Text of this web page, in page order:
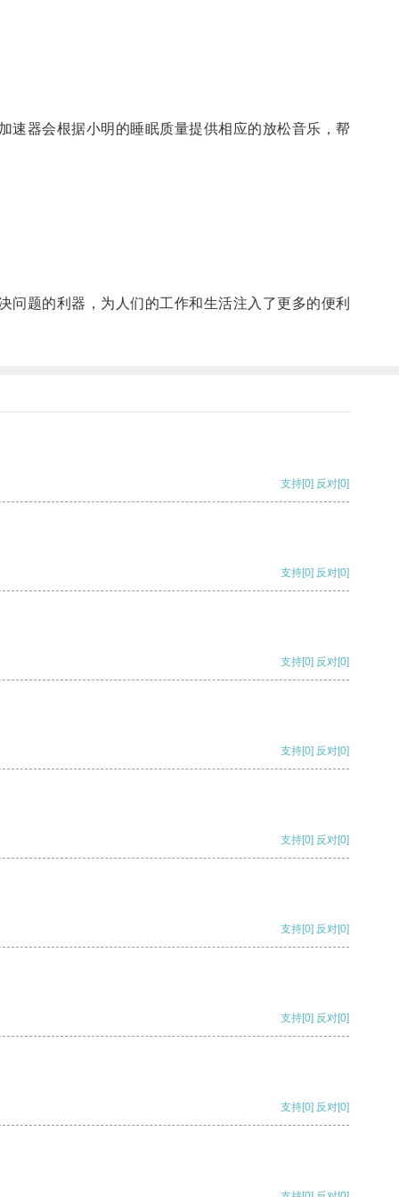
器会根据小明的睡眠质量提供相应的放松音乐，帮
题的利器，为人们的工作和生活注入了更多的便利
支持[0] 反对[0]
支持[0] 反对[0]
支持[0] 反对[0]
支持[0] 反对[0]
支持[0] 反对[0]
支持[0] 反对[0]
支持[0] 反对[0]
支持[0] 反对[0]